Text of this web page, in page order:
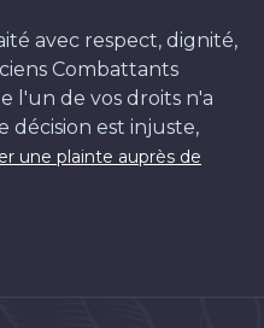
avec respect, dignité,
Combattants
l'un de vos droits n'a
décision est injuste,
une plainte auprès de